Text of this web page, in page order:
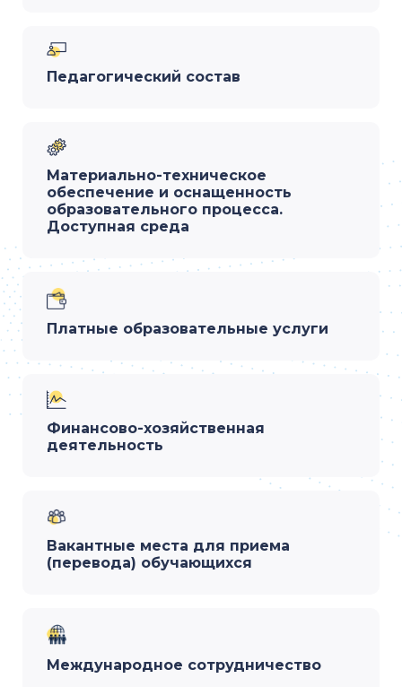
Педагогический состав
Материально-техническое
обеспечение и оснащенность
образовательного процесса.
Доступная среда
Платные образовательные услуги
Финансово-хозяйственная
деятельность
Вакантные места для приема
(перевода) обучающихся
Международное сотрудничество